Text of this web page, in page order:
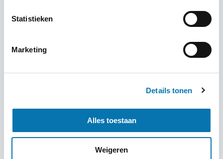
Statistieken
Marketing
Details tonen
Alles toestaan
Weigeren
Serengeti, Ngorongoro en
. De stad biedt
daarnaast levendige markten, culturele ontmoetingen en
goede accommodaties om voor of na een safari te
ontspannen.
Strategisch gelegen voor safari’s
Lokale markten en culturele ervaringen
10. Ruaha National Park: Het Verborgen
Safari-geheim
wordt minder bezocht maar biedt een puur